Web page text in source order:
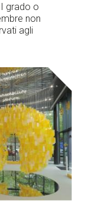
grado o
non
agli